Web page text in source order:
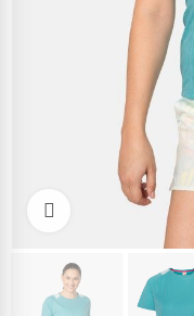
Kliknite pre